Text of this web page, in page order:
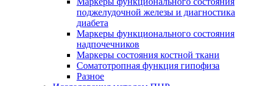
поджелудочной железы и диагностика
диабета
Маркеры функционального состояния
надпочечников
Маркеры состояния костной ткани
Соматотропная функция гипофиза
Разное